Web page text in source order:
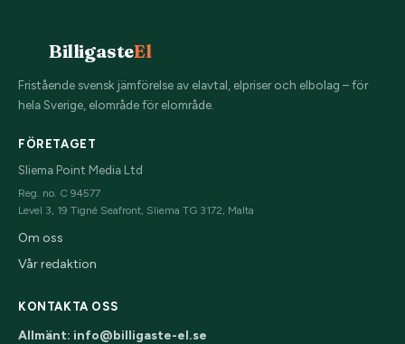
BilligasteEl
Fristående svensk jämförelse av elavtal, elpriser och elbolag – för
hela Sverige, elområde för elområde.
FÖRETAGET
Sliema Point Media Ltd
Reg. no. C 94577
Level 3, 19 Tigné Seafront, Sliema TG 3172, Malta
Om oss
Vår redaktion
KONTAKTA OSS
Allmänt: info@billigaste-el.se